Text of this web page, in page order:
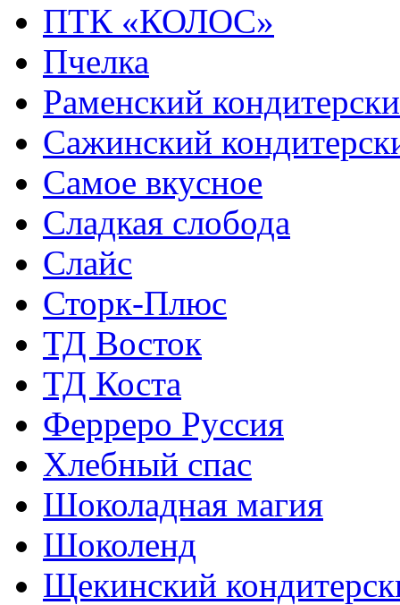
ПТК «КОЛОС»
Пчелка
Раменский
Сажинский
Самое вкусное
Сладкая слобода
Слайс
Сторк-Плюс
ТД Восток
ТД Коста
Ферреро Руссия
Хлебный спас
Шоколадная магия
Шоколенд
Щекинский